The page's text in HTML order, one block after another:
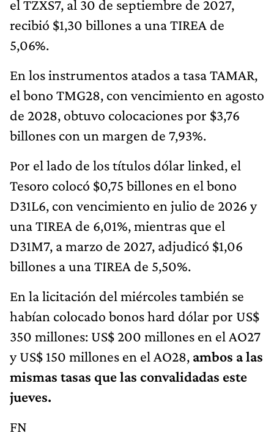
el TZXS7, al 30 de septiembre de 2027,
recibió $1,30 billones a una TIREA de
5,06%.
En los instrumentos atados a tasa TAMAR,
el bono TMG28, con vencimiento en agosto
de 2028, obtuvo colocaciones por $3,76
billones con un margen de 7,93%.
Por el lado de los títulos dólar linked, el
Tesoro colocó $0,75 billones en el bono
D31L6, con vencimiento en julio de 2026 y
una TIREA de 6,01%, mientras que el
D31M7, a marzo de 2027, adjudicó $1,06
billones a una TIREA de 5,50%.
En la licitación del miércoles también se
habían colocado bonos hard dólar por US$
350 millones: US$ 200 millones en el AO27
y US$ 150 millones en el AO28, ambos a las
mismas tasas que las convalidadas este
jueves.
FN